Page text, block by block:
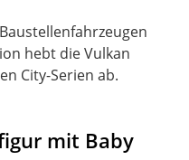
hebt die Vulkan
City-Serien ab.
mit Baby